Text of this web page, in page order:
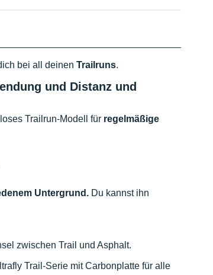
bei all deinen Trailruns.
und Distanz und
Trailrun-Modell für regelmäßige
Untergrund. Du kannst ihn
zwischen Trail und Asphalt.
Trail-Serie mit Carbonplatte für alle